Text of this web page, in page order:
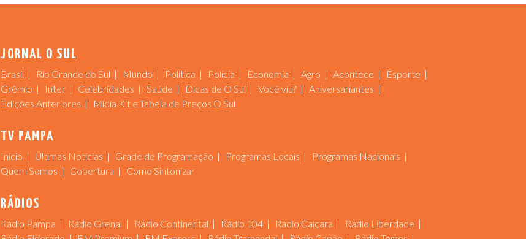
JORNAL O SUL
Brasil Rio Grande do Sul Mundo Política Polícia Economia Agro Acontece
Esporte
Grêmio
Inter Celebridades Saúde Dicas de O Sul Você viu?
Aniversariantes
Edições Anteriores
Mídia Kit e Tabela de Preços O Sul
TV PAMPA
Início Últimas Notícias Grade de Programação Programas Locais
Programas Nacionais
Quem Somos
Cobertura Como Sintonizar
RÁDIOS
Rádio Pampa Rádio Grenal Rádio Continental Rádio 104 Rádio Caiçara
Rádio Liberdade